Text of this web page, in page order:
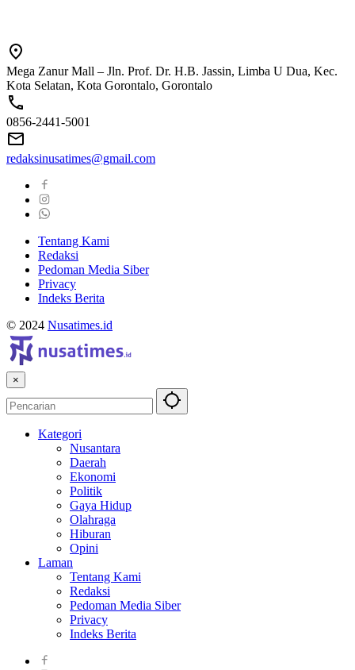
Mega Zanur Mall – Jln. Prof. Dr. H.B. Jassin, Limba U Dua, Kec.
Kota Selatan, Kota Gorontalo, Gorontalo
0856-2441-5001
redaksinusatimes@gmail.com
Tentang Kami
Redaksi
Pedoman Media Siber
Privacy
Indeks Berita
© 2024 Nusatimes.id
×
Kategori
Nusantara
Daerah
Ekonomi
Politik
Gaya Hidup
Olahraga
Hiburan
Opini
Laman
Tentang Kami
Redaksi
Pedoman Media Siber
Privacy
Indeks Berita